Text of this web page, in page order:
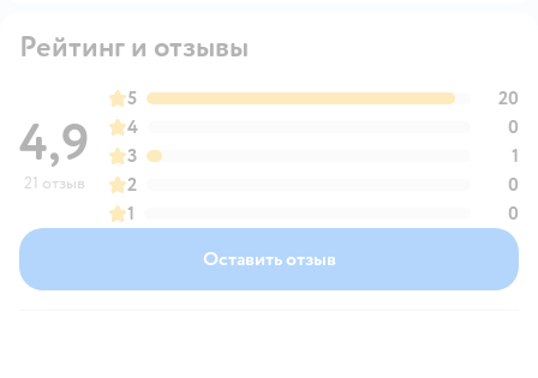
Рейтинг и отзывы
4,9
21 отзыв
5
20
4
0
3
1
2
0
1
0
Оставить отзыв